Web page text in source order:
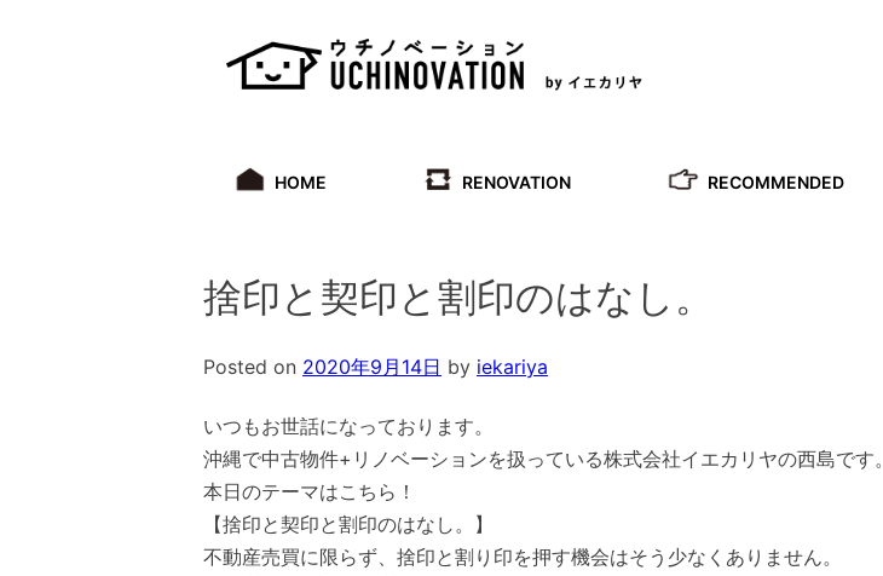
HOME RENOVATION RECOMMENDED
捨印と契印と割印のはなし。
Posted on 2020年9月14日 by iekariya
いつもお世話になっております。
沖縄で中古物件+リノベーションを扱っている株式会社イエカリヤの西島です。
本日のテーマはこちら！
【捨印と契印と割印のはなし。】
不動産売買に限らず、捨印と割り印を押す機会はそう少なくありません。